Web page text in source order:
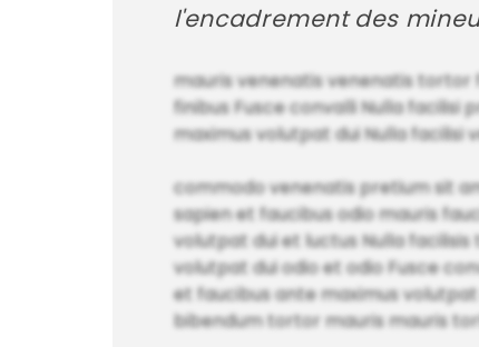
l'encadrement des
mauris venenatis venenatis tortor
finibus Fusce convalli Nulla
maximus volutpat dui Nulla facilisi
commodo venenatis pretium sit
sapien et faucibus odio mauris
volutpat dui et luctus Nulla
volutpat dui odio et odio Fusce
et faucibus ante maximus
bibendum tortor mauris mauris